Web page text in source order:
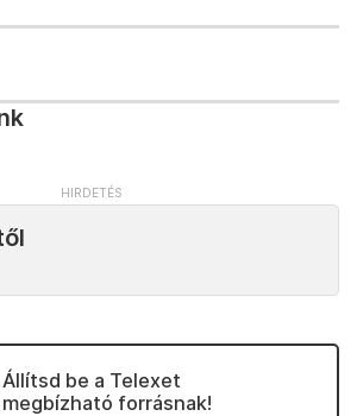
Állítsd be a Telexet
megbízható forrásnak!